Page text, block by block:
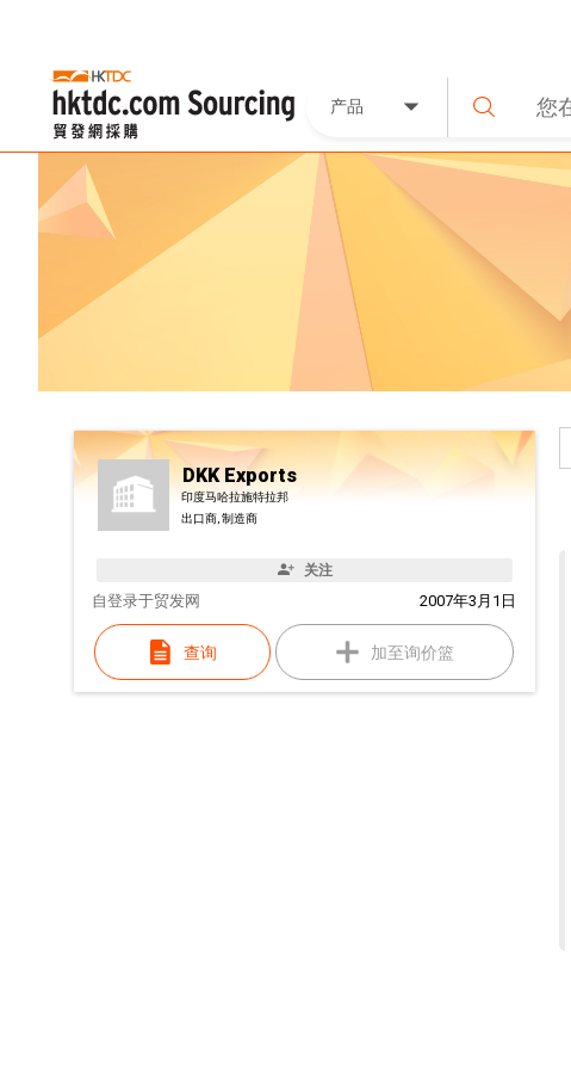
产品
DKK Exports
印度马哈拉施特拉邦
出口商, 制造商
关注
自 2007年3月1日
登录于贸发网
查询 加至询价篮